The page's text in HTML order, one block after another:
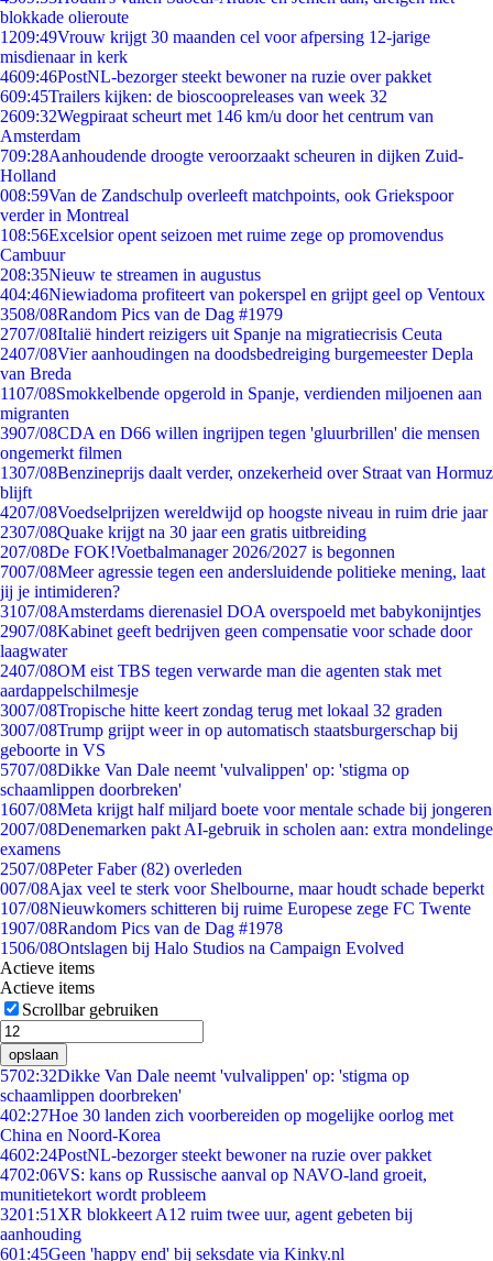
blokkade olieroute
1209:49Vrouw krijgt 30 maanden cel voor afpersing 12-jarige
misdienaar in kerk
4609:46PostNL-bezorger steekt bewoner na ruzie over pakket
609:45Trailers kijken: de bioscoopreleases van week 32
2609:32Wegpiraat scheurt met 146 km/u door het centrum van
Amsterdam
709:28Aanhoudende droogte veroorzaakt scheuren in dijken Zuid-
Holland
008:59Van de Zandschulp overleeft matchpoints, ook Griekspoor
verder in Montreal
108:56Excelsior opent seizoen met ruime zege op promovendus
Cambuur
208:35Nieuw te streamen in augustus
404:46Niewiadoma profiteert van pokerspel en grijpt geel op Ventoux
3508/08Random Pics van de Dag #1979
2707/08Italië hindert reizigers uit Spanje na migratiecrisis Ceuta
2407/08Vier aanhoudingen na doodsbedreiging burgemeester Depla
van Breda
1107/08Smokkelbende opgerold in Spanje, verdienden miljoenen aan
migranten
3907/08CDA en D66 willen ingrijpen tegen 'gluurbrillen' die mensen
ongemerkt filmen
1307/08Benzineprijs daalt verder, onzekerheid over Straat van Hormuz
blijft
4207/08Voedselprijzen wereldwijd op hoogste niveau in ruim drie jaar
2307/08Quake krijgt na 30 jaar een gratis uitbreiding
207/08De FOK!Voetbalmanager 2026/2027 is begonnen
7007/08Meer agressie tegen een andersluidende politieke mening, laat
jij je intimideren?
3107/08Amsterdams dierenasiel DOA overspoeld met babykonijntjes
2907/08Kabinet geeft bedrijven geen compensatie voor schade door
laagwater
2407/08OM eist TBS tegen verwarde man die agenten stak met
aardappelschilmesje
3007/08Tropische hitte keert zondag terug met lokaal 32 graden
3007/08Trump grijpt weer in op automatisch staatsburgerschap bij
geboorte in VS
5707/08Dikke Van Dale neemt 'vulvalippen' op: 'stigma op
schaamlippen doorbreken'
1607/08Meta krijgt half miljard boete voor mentale schade bij jongeren
2007/08Denemarken pakt AI-gebruik in scholen aan: extra mondelinge
examens
2507/08Peter Faber (82) overleden
007/08Ajax veel te sterk voor Shelbourne, maar houdt schade beperkt
107/08Nieuwkomers schitteren bij ruime Europese zege FC Twente
1907/08Random Pics van de Dag #1978
1506/08Ontslagen bij Halo Studios na Campaign Evolved
Actieve items
Actieve items
Scrollbar gebruiken
opslaan
5702:32Dikke Van Dale neemt 'vulvalippen' op: 'stigma op
schaamlippen doorbreken'
402:27Hoe 30 landen zich voorbereiden op mogelijke oorlog met
China en Noord-Korea
4602:24PostNL-bezorger steekt bewoner na ruzie over pakket
4702:06VS: kans op Russische aanval op NAVO-land groeit,
munitietekort wordt probleem
3201:51 XR blokkeert A12 ruim twee uur, agent gebeten bij
aanhouding
601:45Geen 'happy end' bij seksdate via Kinky.nl